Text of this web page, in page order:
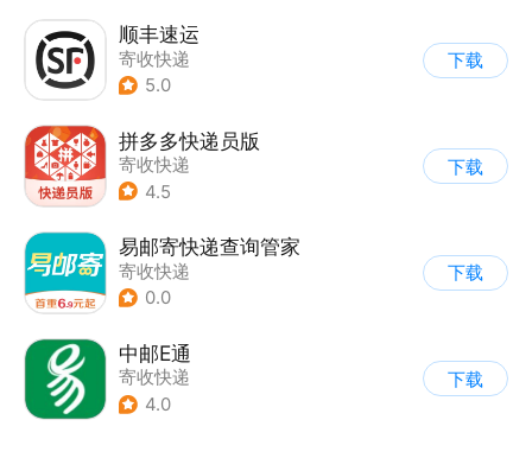
顺丰速运
寄收快递
5.0
下载
拼多多快递员版
寄收快递
4.5
下载
易邮寄快递查询管家
寄收快递
0.0
下载
中邮E通
寄收快递
4.0
下载